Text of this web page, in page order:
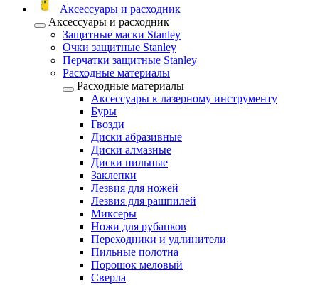
Аксессуары и расходник
Аксессуары и расходник
Защитные маски Stanley
Очки защитные Stanley
Перчатки защитные Stanley
Расходные материалы
Расходные материалы
Аксессуары к лазерному инструменту
Буры
Гвозди
Диски абразивные
Диски алмазные
Диски пильные
Заклепки
Лезвия для ножей
Лезвия для рашпилей
Миксеры
Ножи для рубанков
Переходники и удлинители
Пильные полотна
Порошок меловый
Сверла